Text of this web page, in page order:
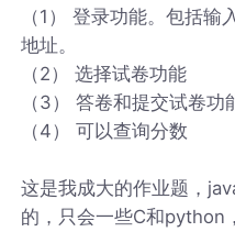
（1） 登录功能。包括
地址。
（2） 选择试卷功能
（3） 答卷和提交试卷功
（4） 可以查询分数
这是我成大的作业题，
的，只会一些C和python